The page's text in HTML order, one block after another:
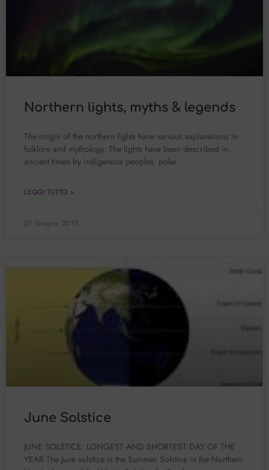
Northern lights, myths & legends
The origin of the northern lights have various explanations in
folklore and mythology. The lights have been described in
ancient times by indigenous peoples, polar
LEGGI TUTTO »
27 Giugno 2015
June Solstice
JUNE SOLSTICE: LONGEST AND SHORTEST DAY OF THE
YEAR The June solstice is the Summer Solstice in the Northern